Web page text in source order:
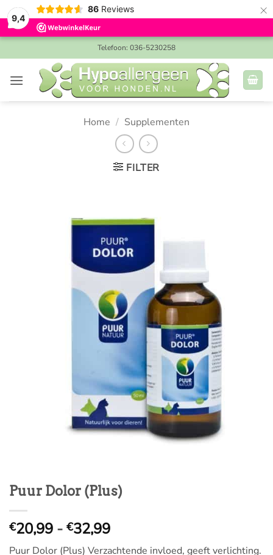
9,4
86 Reviews ×
Ga
naar
inhoud
Telefoon: 036-5230258
Home / Supplementen
FILTER
Puur Dolor (Plus)
€20,99 - €32,99Prijsklasse:
€
Puur Dolor (Plus) Verzachtende invloed, geeft verlichting.